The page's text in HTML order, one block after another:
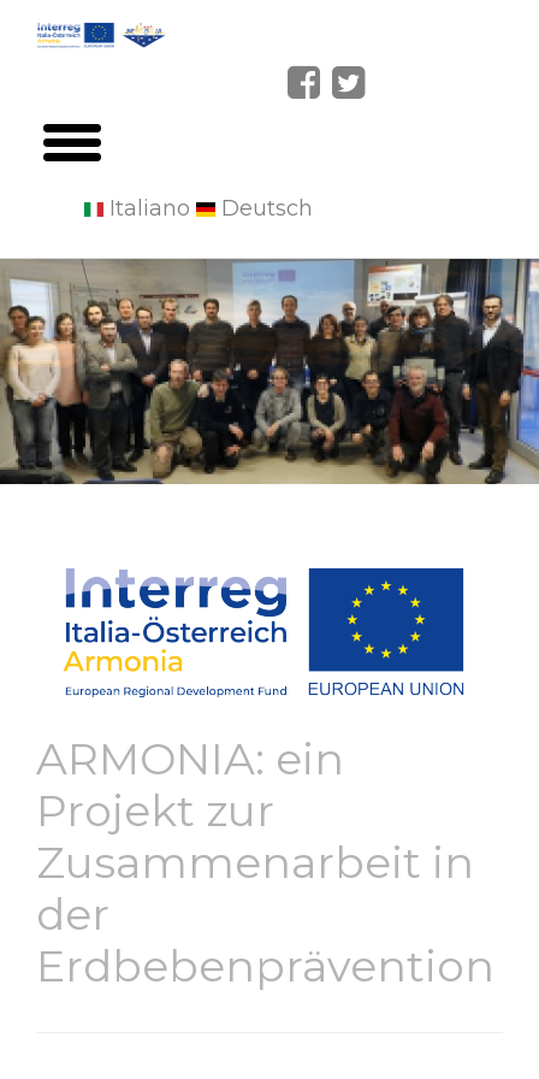
Skip
to
main
content
Italiano Deutsch
ARMONIA: ein
Projekt zur
Zusammenarbeit in
der
Erdbebenprävention